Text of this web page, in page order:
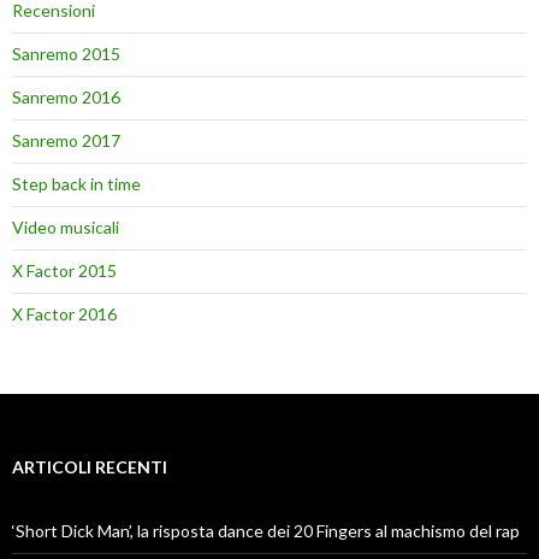
Recensioni
Sanremo 2015
Sanremo 2016
Sanremo 2017
Step back in time
Video musicali
X Factor 2015
X Factor 2016
ARTICOLI RECENTI
‘Short Dick Man’, la risposta dance dei 20 Fingers al machismo del rap